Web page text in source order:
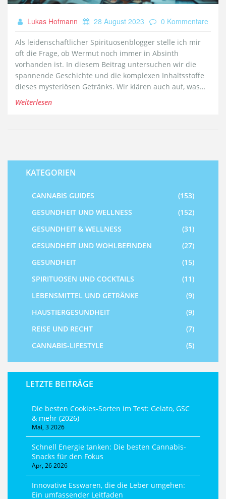
Lukas Hofmann 28 August 2023 0 Kommentare
Als leidenschaftlicher Spirituosenblogger stelle ich mir
oft die Frage, ob Wermut noch immer in Absinth
vorhanden ist. In diesem Beitrag untersuchen wir die
spannende Geschichte und die komplexen Inhaltsstoffe
dieses mysteriösen Getränks. Wir klären auch auf, was
die aktuellen Spirituosenrichtlinien über die Verwendung
Weiterlesen
KATEGORIEN
CANNABIS GUIDES
(153)
GESUNDHEIT UND WELLNESS
(152)
GESUNDHEIT & WELLNESS
(31)
GESUNDHEIT UND WOHLBEFINDEN
(27)
GESUNDHEIT
(15)
SPIRITUOSEN UND COCKTAILS
(11)
LEBENSMITTEL UND GETRÄNKE
(9)
HAUSTIERGESUNDHEIT
(9)
REISE UND RECHT
(7)
CANNABIS-LIFESTYLE
(5)
LETZTE BEITRÄGE
Die besten Cookies-Sorten im Test: Gelato, GSC
& mehr (2026)
Mai, 3 2026
Schnell Energie tanken: Die besten Cannabis-
Snacks für den Fokus
Apr, 26 2026
Innovative Esswaren, die die Leber umgehen:
Ein umfassender Leitfaden